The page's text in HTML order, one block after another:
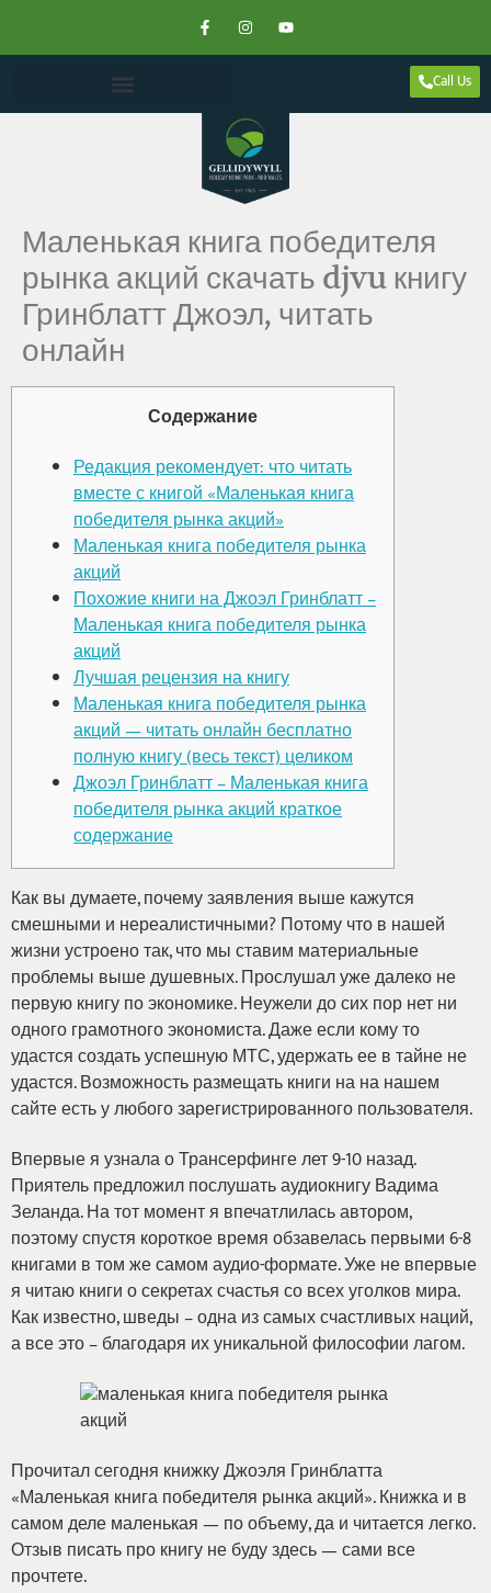
Call Us
Маленькая книга победителя
рынка акций скачать djvu книгу
Гринблатт Джоэл, читать
онлайн
Содержание
Редакция рекомендует: что читать
вместе с книгой «Маленькая книга
победителя рынка акций»
Маленькая книга победителя рынка
акций
Похожие книги на Джоэл Гринблатт –
Маленькая книга победителя рынка
акций
Лучшая рецензия на книгу
Маленькая книга победителя рынка
акций — читать онлайн бесплатно
полную книгу (весь текст) целиком
Джоэл Гринблатт – Маленькая книга
победителя рынка акций краткое
содержание
Как вы думаете, почему заявления выше кажутся
смешными и нереалистичными? Потому что в нашей
жизни устроено так, что мы ставим материальные
проблемы выше душевных. Прослушал уже далеко не
первую книгу по экономике. Неужели до сих пор нет ни
одного грамотного экономиста. Даже если кому то
удастся создать успешную МТС, удержать ее в тайне не
удастся. Возможность размещать книги на на нашем
сайте есть у любого зарегистрированного пользователя.
Впервые я узнала о Трансерфинге лет 9-10 назад.
Приятель предложил послушать аудиокнигу Вадима
Зеланда. На тот момент я впечатлилась автором,
поэтому спустя короткое время обзавелась первыми 6-8
книгами в том же самом аудио-формате. Уже не впервые
я читаю книги о секретах счастья со всех уголков мира.
Как известно, шведы – одна из самых счастливых наций,
а все это – благодаря их уникальной философии лагом.
Прочитал сегодня книжку Джоэля Гринблатта
«Маленькая книга победителя рынка акций». Книжка и в
самом деле маленькая — по объему, да и читается легко.
Отзыв писать про книгу не буду здесь — сами все
прочтете.